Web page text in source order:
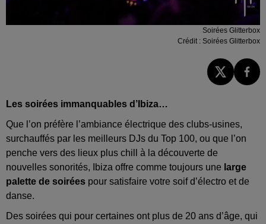
Soirées Glitterbox
Crédit : Soirées Glitterbox
Les soirées immanquables d’Ibiza…
Que l’on préfère l’ambiance électrique des clubs-usines,
surchauffés par les meilleurs DJs du Top 100, ou que l’on
penche vers des lieux plus chill à la découverte de
nouvelles sonorités, Ibiza offre comme toujours une large
palette de soirées pour satisfaire votre soif d’électro et de
danse.
Des soirées qui pour certaines ont plus de 20 ans d’âge, qui